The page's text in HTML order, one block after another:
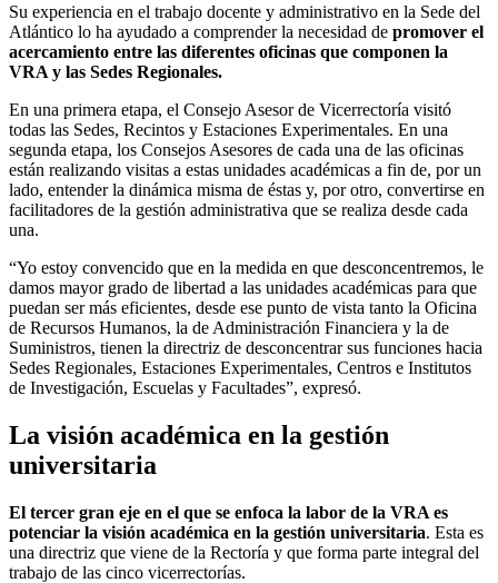
Su experiencia en el trabajo docente y administrativo en la Sede del
Atlántico lo ha ayudado a comprender la necesidad de promover el
acercamiento entre las diferentes oficinas que componen la
VRA y las Sedes Regionales.
En una primera etapa, el Consejo Asesor de Vicerrectoría visitó
todas las Sedes, Recintos y Estaciones Experimentales. En una
segunda etapa, los Consejos Asesores de cada una de las oficinas
están realizando visitas a estas unidades académicas a fin de, por un
lado, entender la dinámica misma de éstas y, por otro, convertirse en
facilitadores de la gestión administrativa que se realiza desde cada
una.
“Yo estoy convencido que en la medida en que desconcentremos, le
damos mayor grado de libertad a las unidades académicas para que
puedan ser más eficientes, desde ese punto de vista tanto la Oficina
de Recursos Humanos, la de Administración Financiera y la de
Suministros, tienen la directriz de desconcentrar sus funciones hacia
Sedes Regionales, Estaciones Experimentales, Centros e Institutos
de Investigación, Escuelas y Facultades”, expresó.
La visión académica en la gestión
universitaria
El tercer gran eje en el que se enfoca la labor de la VRA es
potenciar la visión académica en la gestión universitaria. Esta es
una directriz que viene de la Rectoría y que forma parte integral del
trabajo de las cinco vicerrectorías.